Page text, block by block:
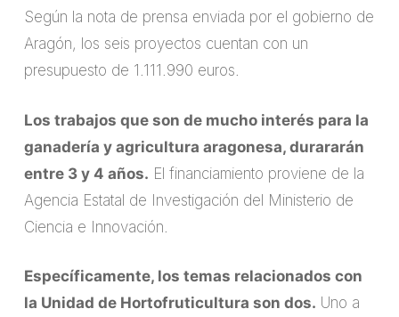
Según la nota de prensa enviada por el gobierno de
Aragón, los seis proyectos cuentan con un
presupuesto de 1.111.990 euros.
Los trabajos que son de mucho interés para la
ganadería y agricultura aragonesa, durararán
entre 3 y 4 años. El financiamiento proviene de la
Agencia Estatal de Investigación del Ministerio de
Ciencia e Innovación.
Específicamente, los temas relacionados con
la Unidad de Hortofruticultura son dos. Uno a